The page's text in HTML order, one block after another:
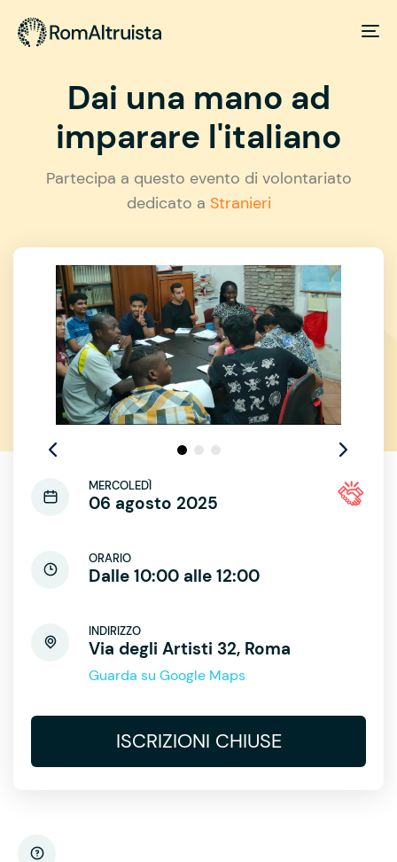
Dai una mano ad
imparare l'italiano
Partecipa a questo evento di volontariato
dedicato a Stranieri
MERCOLEDÌ
06 agosto 2025
ORARIO
Dalle 10:00 alle 12:00
INDIRIZZO
Via degli Artisti 32, Roma
Guarda su Google Maps
ISCRIZIONI CHIUSE